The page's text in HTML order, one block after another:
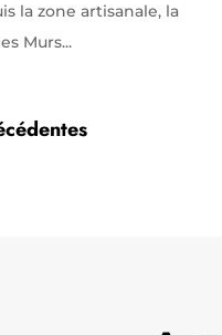
la zone artisanale, la
Murs...